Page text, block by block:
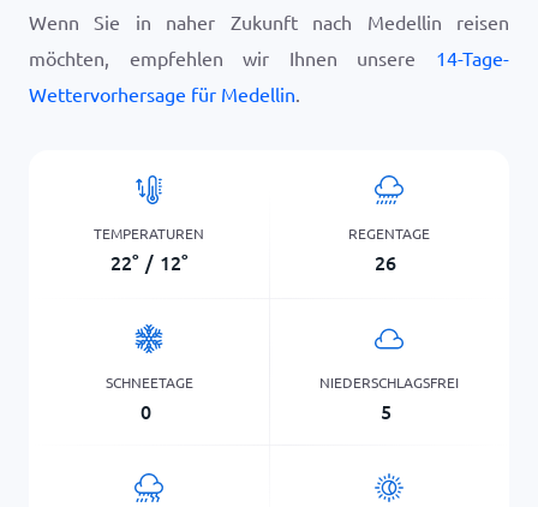
Wenn Sie in naher Zukunft nach Medellin reisen
möchten, empfehlen wir Ihnen unsere 14-Tage-
Wettervorhersage für Medellin.
TEMPERATUREN
22° / 12°
REGENTAGE
26
SCHNEETAGE
0
NIEDERSCHLAGSFREI
5